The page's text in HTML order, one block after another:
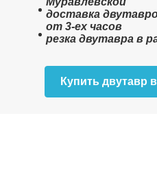
доставка
от 3-ех часов
резка двутавра в
Купить двутавр